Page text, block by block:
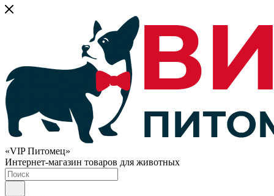
«VIP Питомец»
Интернет-магазин товаров для животных